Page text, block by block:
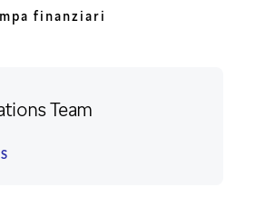
finanziari
Team